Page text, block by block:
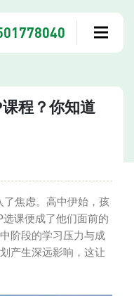
程？你知道
焦虑。高中伊始，孩
课便成了他们面前的
阶段的学习压力与成
产生深远影响，这让